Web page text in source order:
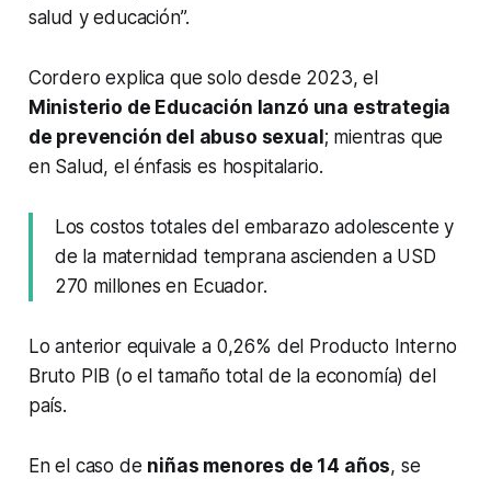
salud y educación”.
Cordero explica que solo desde 2023, el
Ministerio de Educación lanzó una estrategia
de prevención del abuso sexual; mientras que
en Salud, el énfasis es hospitalario.
Los costos totales del embarazo adolescente y
de la maternidad temprana ascienden a USD
270 millones en Ecuador.
Lo anterior equivale a 0,26% del Producto Interno
Bruto PIB (o el tamaño total de la economía) del
país.
En el caso de niñas menores de 14 años, se